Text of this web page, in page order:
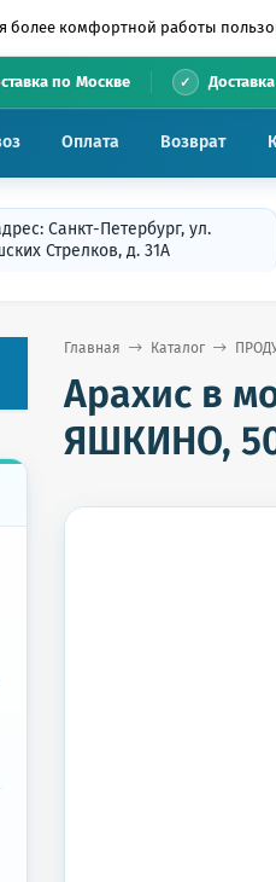
более комфортной работы
по Москве
Оплата Возврат
Санкт-Петербург, ул.
Стрелков, д. 31А
Главная Каталог
Арахис в
ЯШКИНО,